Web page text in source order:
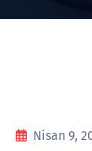
Nisan 9,